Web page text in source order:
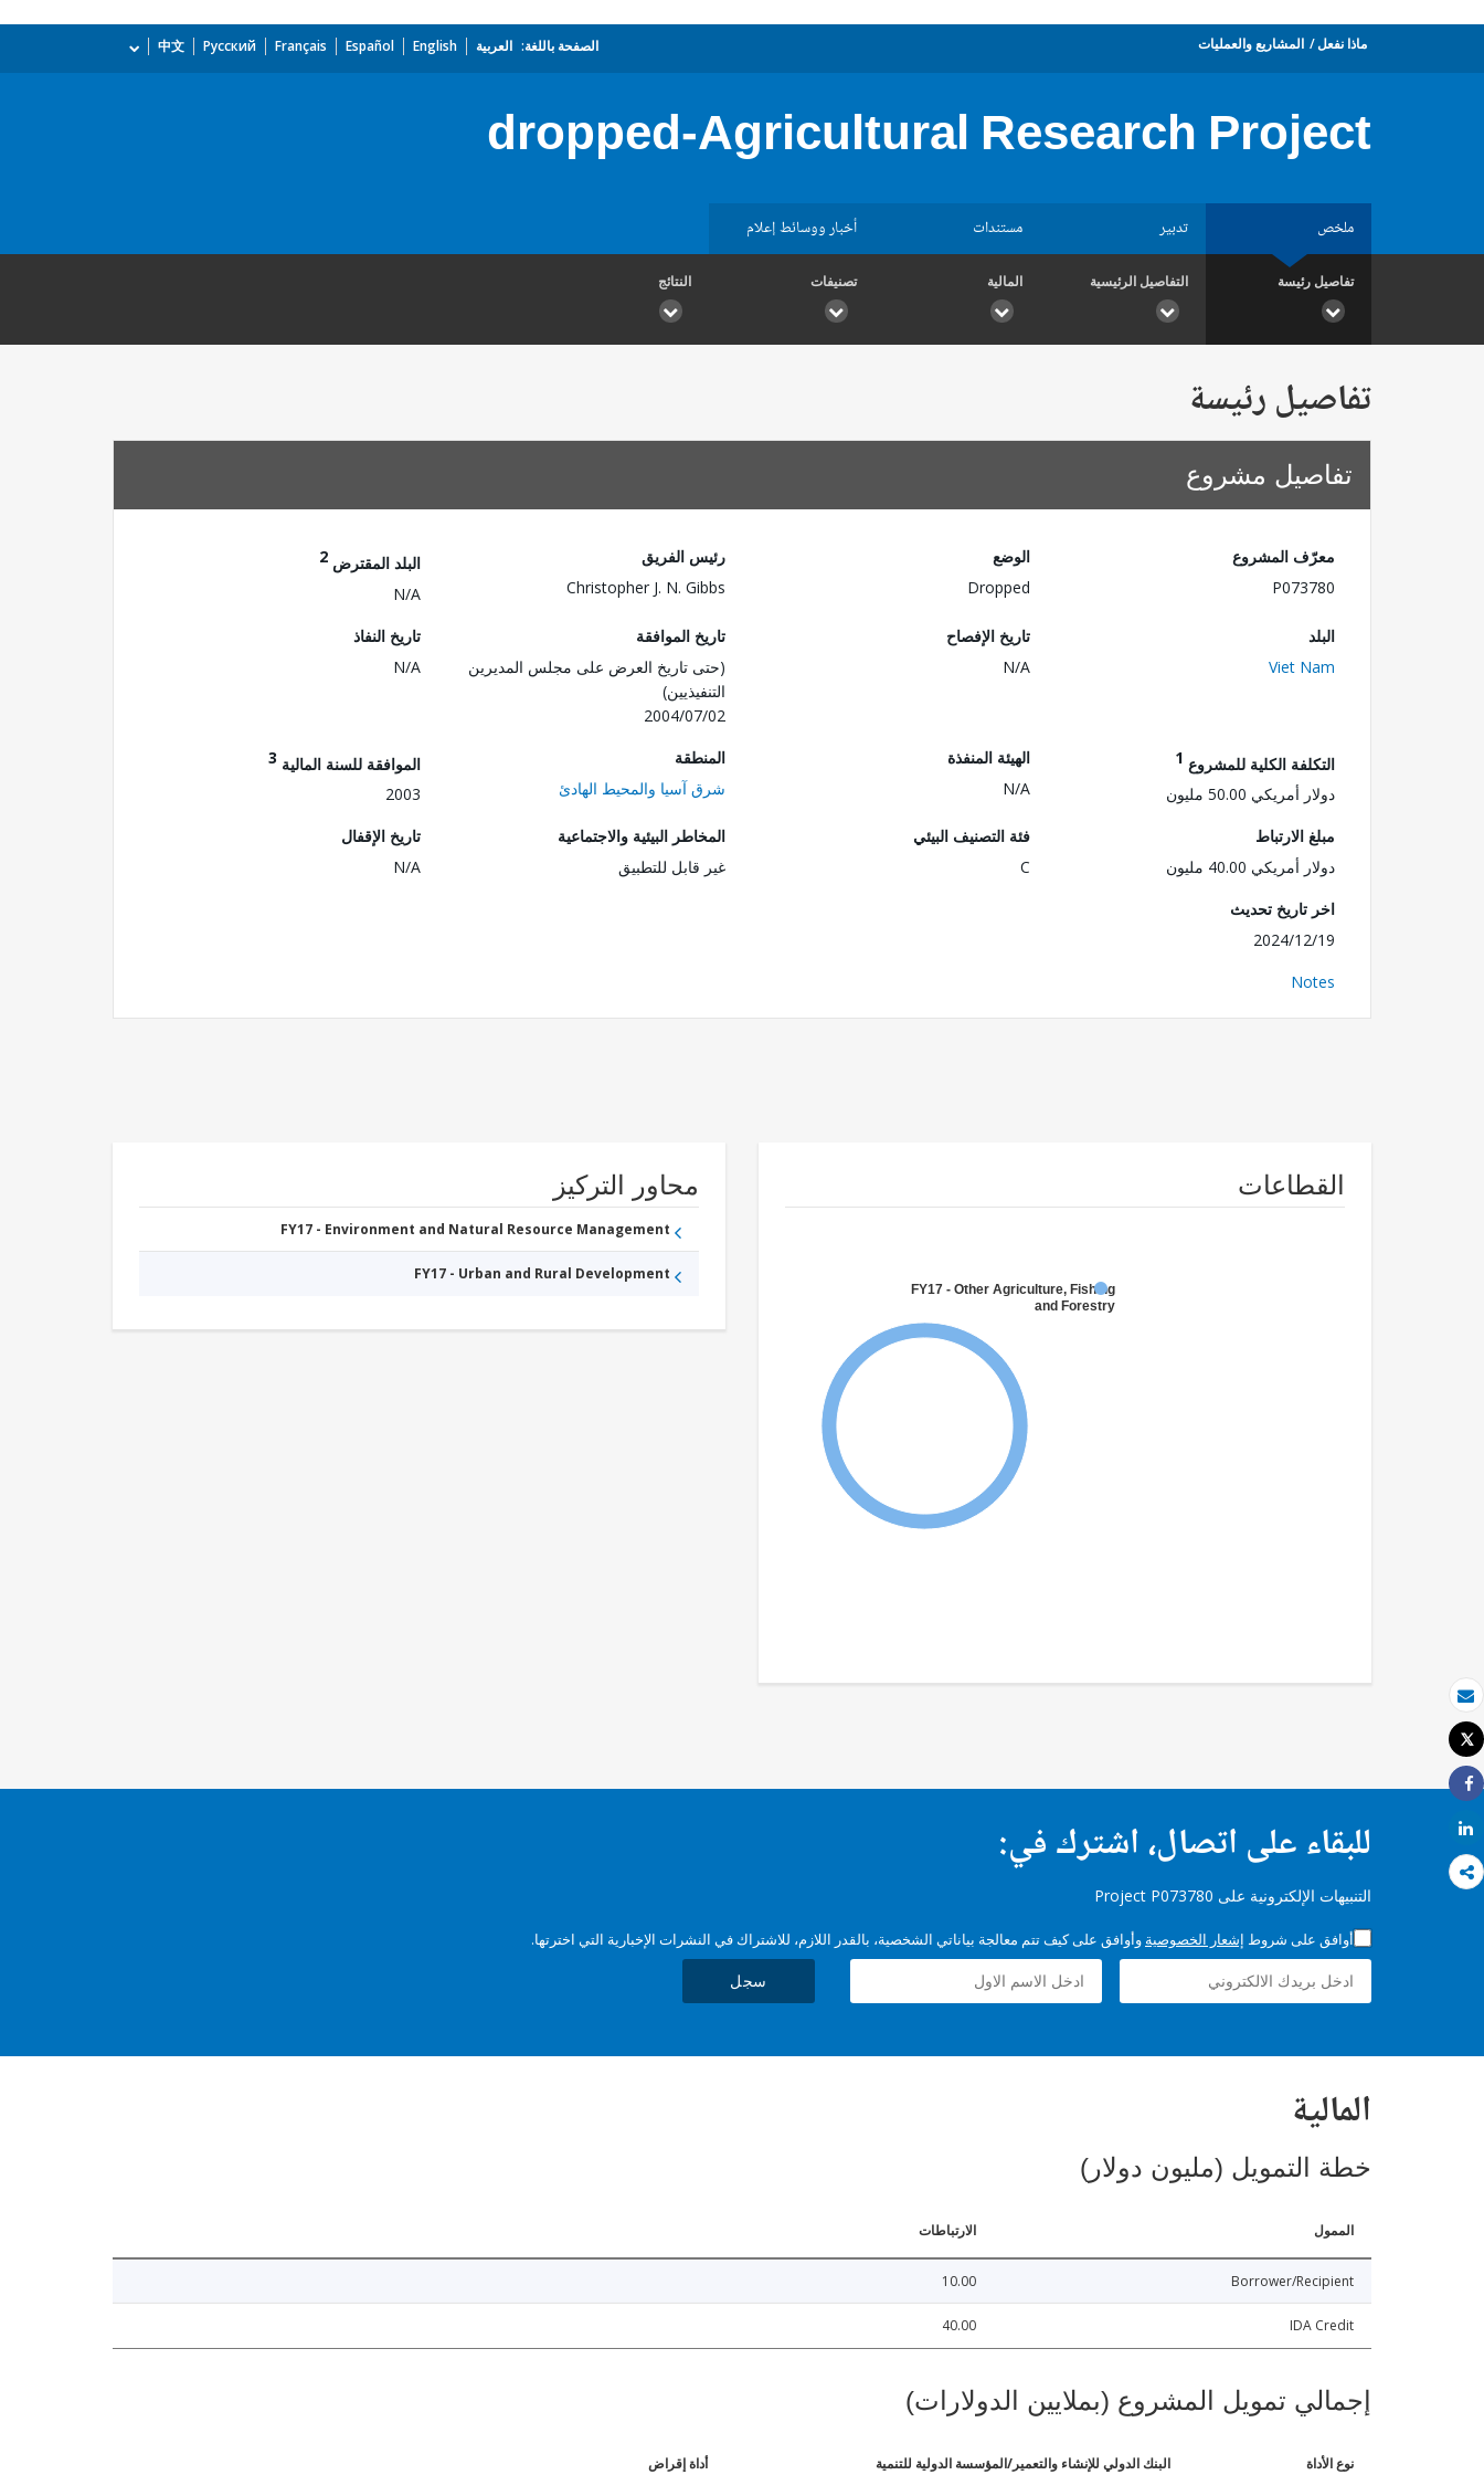
بريد الكتروني
طباعة
Tweet
Share
Share
ماذا نفعل المشاريع والعمليات الصفحة باللغة: العربية English
Español
Français
Русский
中文
dropped-Agricultural Research Project
ملخص تدبير مستندات أخبار ووسائط إعلام
تفاصيل رئيسة التفاصيل الرئيسية المالية تصنيفات النتائج
تفاصيل رئيسة
تفاصيل مشروع
معرّف المشروع
P073780
الوضع
Dropped
رئيس الفريق
Christopher J. N. Gibbs
البلد المقترض 2
N/A
البلد
Viet Nam
تاريخ الإفصاح
N/A
تاريخ الموافقة
(حتى تاريخ العرض على مجلس المديرين
التنفيذيين)
2004/07/02
تاريخ النفاذ
N/A
التكلفة الكلية للمشروع 1
دولار أمريكي 50.00 مليون
الهيئة المنفذة
N/A
المنطقة
شرق آسيا والمحيط الهادئ
الموافقة للسنة المالية 3
2003
مبلغ الارتباط
دولار أمريكي 40.00 مليون
فئة التصنيف البيئي
C
المخاطر البيئية والاجتماعية
غير قابل للتطبيق
تاريخ الإقفال
N/A
اخر تاريخ تحديث
2024/12/19
Notes
القطاعات
FY17 - Other Agriculture, Fishing
and Forestry
محاور التركيز
FY17 - Environment and Natural Resource Management
FY17 - Urban and Rural Development
للبقاء على اتصال، اشترك في:
التنبيهات الإلكترونية على Project P073780
أوافق على شروط إشعار الخصوصية وأوافق على كيف تتم معالجة بياناتي الشخصية، بالقدر اللازم، للاشتراك في النشرات الإخبارية التي اخترتها.
سجل
المالية
خطة التمويل (مليون دولار)
الممول الارتباطات
Borrower/Recipient
10.00
IDA Credit
40.00
إجمالي تمويل المشروع (بملايين الدولارات)
نوع الأداة البنك الدولي للإنشاء والتعمير/المؤسسة الدولية للتنمية أداة إقراض